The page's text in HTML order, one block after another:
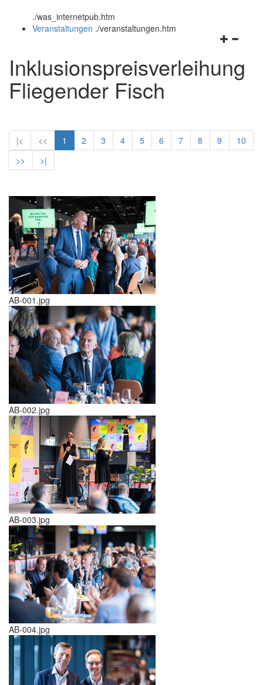
und
schließen
./was_internetpub.htm
und
schließen
Veranstaltungen ./veranstaltungen.htm
Inklusionspreisverleihung
Fliegender Fisch
|< << 1 2 3 4 5 6 7 8 9
10
>>
>|
AB-001.jpg
AB-002.jpg
AB-003.jpg
AB-004.jpg